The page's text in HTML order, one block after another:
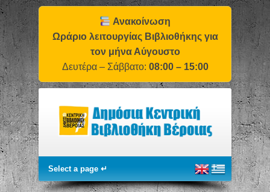
Ανακοίνωση
Ωράριο λειτουργίας Βιβλιοθήκης για
τον μήνα Αύγουστο
Δευτέρα – Σάββατο: 08:00 – 15:00